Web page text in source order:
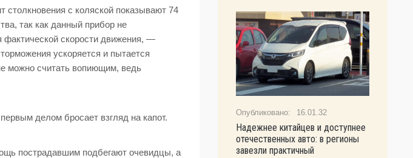
столкновения с коляской показывают 74
так как данный прибор не
фактической скорости движения, —
ускоряется и пытается
можно считать вопиющим, ведь
делом бросает взгляд на капот.
пострадавшим подбегают очевидцы, а
16.01.32
Надежнее китайцев и доступнее
отечественных авто: в регионы
завезли практичный